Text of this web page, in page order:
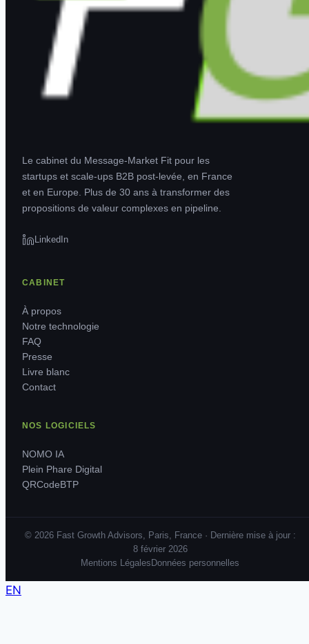
Le cabinet du Message-Market Fit pour les
startups et scale-ups B2B post-levée, en France
et en Europe. Plus de 30 ans à transformer des
propositions de valeur complexes en pipeline.
LinkedIn
CABINET
À propos
Notre technologie
FAQ
Presse
Livre blanc
Contact
NOS LOGICIELS
NOMO IA
Plein Phare Digital
QRCodeBTP
© 2026 Fast Growth Advisors, Paris, France · Dernière mise à jour :
8 février 2026
Mentions LégalesDonnées personnelles
EN